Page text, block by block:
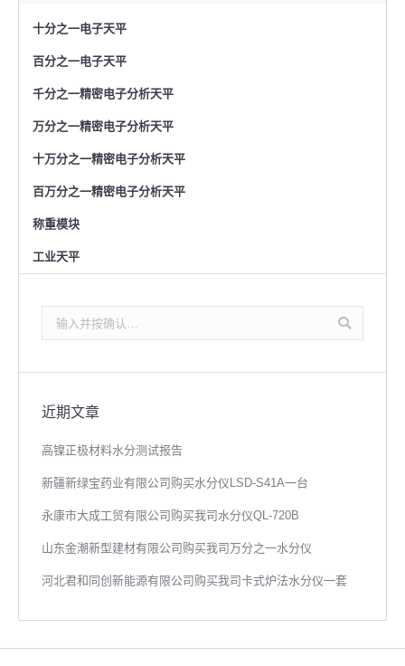
十分之一电子天平
百分之一电子天平
千分之一精密电子分析天平
万分之一精密电子分析天平
十万分之一精密电子分析天平
百万分之一精密电子分析天平
称重模块
工业天平
索：
近期文章
高镍正极材料水分测试报告
新疆新绿宝药业有限公司购买水分仪LSD-S41A一台
永康市大成工贸有限公司购买我司水分仪QL-720B
山东金潮新型建材有限公司购买我司万分之一水分仪
河北君和同创新能源有限公司购买我司卡式炉法水分仪一套